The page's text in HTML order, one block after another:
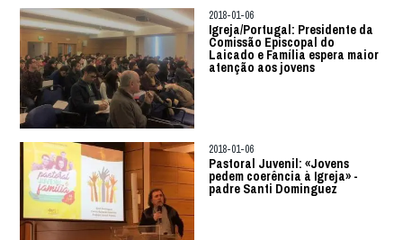
2018-01-06
Igreja/Portugal: Presidente da
Comissão Episcopal do
Laicado e Família espera maior
atenção aos jovens
2018-01-06
Pastoral Juvenil: «Jovens
pedem coerência à Igreja» -
padre Santi Dominguez